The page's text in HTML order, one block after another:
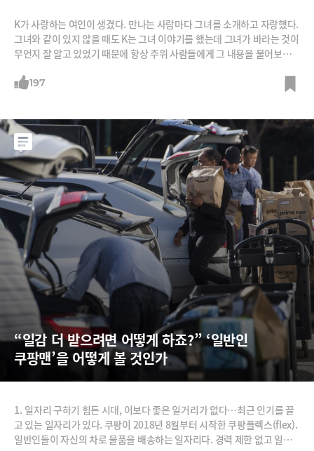
K가 사랑하는 여인이 생겼다. 만나는 사람마다 그녀를 소개하고 자랑했다.
그녀와 같이 있지 않을 때도 K는 그녀 이야기를 했는데 그녀가 바라는 것이
무언지 잘 알고 있었기 때문에 항상 주위 사람들에게 그 내용을 물어보며
졌다. 더 이상 K는 그녀를 만나지 않는다. 아니 이제는 증오했다. 술을 먹고
다.영문학
197
“일감 더 받으려면 어떻게 하죠?” ‘일반인
쿠팡맨’을 어떻게 볼 것인가
1. 일자리 구하기 힘든 시대, 이보다 좋은 일거리가 없다…최근 인기를 끌
고 있는 일자리가 있다. 쿠팡이 2018년 8월부터 시작한 쿠팡플렉스(flex).
일반인들이 자신의 차로 물품을 배송하는 일자리다. 경력 제한 없고 일할